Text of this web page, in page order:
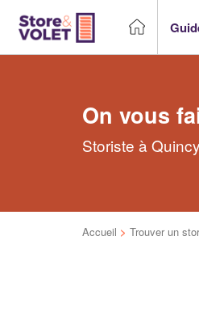
On vous
Storiste à
Accueil > Trouver un